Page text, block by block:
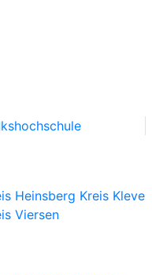
Heinsberg Kreis Kleve
Viersen